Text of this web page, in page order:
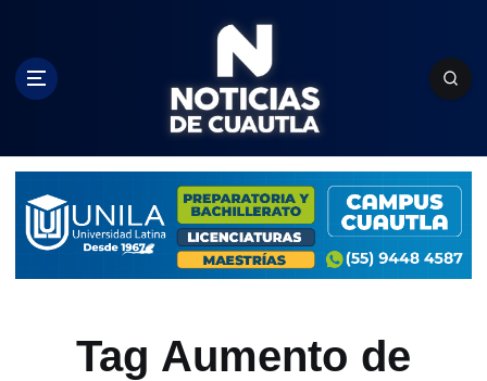
c
Tag Aumento de